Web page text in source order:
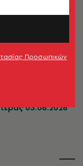
σε αισθησιακή
03.08.2026
Προσωπικών